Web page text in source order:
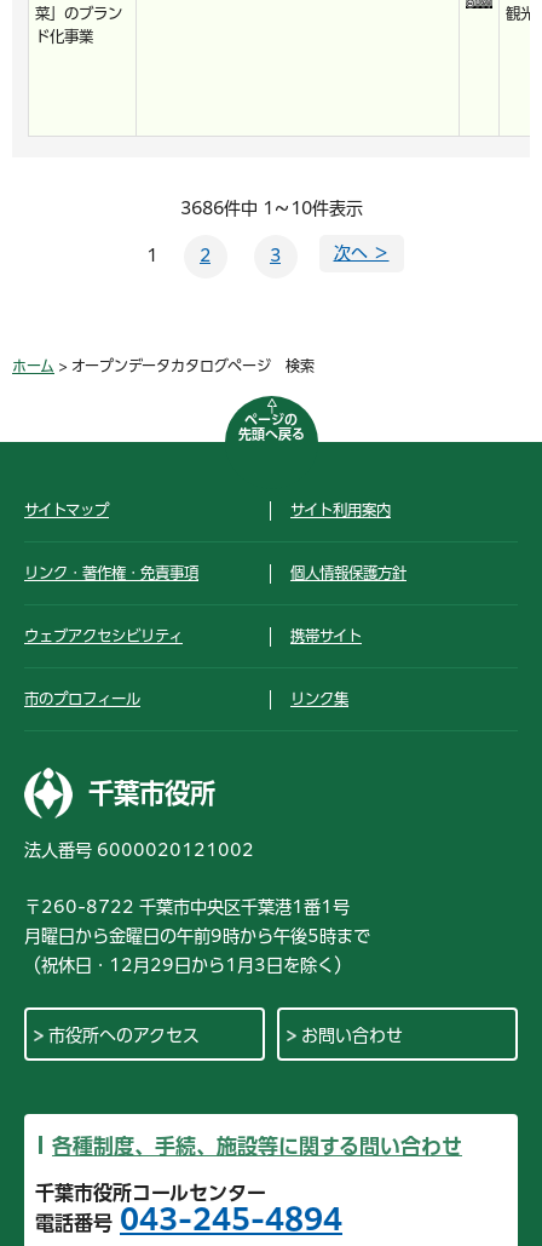
菜」のブラン
ド化事業
観光
3686件中 1～10件表示
1 2 3 次へ ＞
ホーム > オープンデータカタログページ 検索
ページの
先頭へ戻る
サイトマップ サイト利用案内
リンク・著作権・免責事項 個人情報保護方針
ウェブアクセシビリティ 携帯サイト
市のプロフィール リンク集
千葉市役所
法人番号 6000020121002
〒260-8722 千葉市中央区千葉港1番1号
月曜日から金曜日の午前9時から午後5時まで
（祝休日・12月29日から1月3日を除く）
市役所へのアクセス お問い合わせ
各種制度、手続、施設等に関する問い合わせ
千葉市役所コールセンター
電話番号 043-245-4894